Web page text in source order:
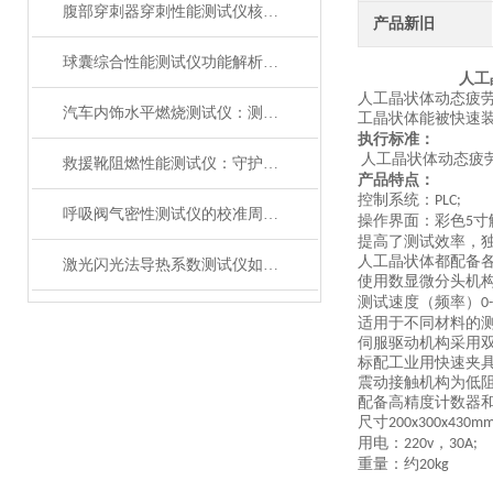
腹部穿刺器穿刺性能测试仪核心测试指标：穿刺力、峰值力、穿透力解析
球囊综合性能测试仪功能解析：额定爆破压（RBP）、顺应性、疲劳强度
汽车内饰水平燃烧测试仪：测试步骤、试样制备与结果判读
救援靴阻燃性能测试仪：守护救援人员足部安全的检测装备
呼吸阀气密性测试仪的校准周期与重要性
激光闪光法导热系数测试仪如何征服极端温度下的材料测试？
产品新旧
人
人工晶状体动态疲
工晶状体能被快速
执行标准：
人工晶状体动态疲
产品特点：
控制系统： PLC;
操作界面：彩色5寸
提高了测试效率 ，
人工晶状体都配备
使用数显微分头机
测试速度（频率）
适用于不同材料的
伺服驱动机构采用
标配工业用快速夹
震动接触机构为低
配备高精度计数器
尺寸200x300x430
用电： 220v ， 30A;
重量：约20kg